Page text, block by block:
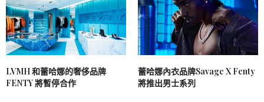
LVMH 和蕾哈娜的奢侈品牌
FENTY 將暫停合作
蕾哈娜內衣品牌Savage X Fenty
將推出男士系列